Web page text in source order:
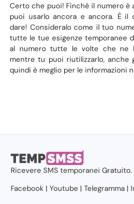
Certo che puoi! Finché il numero è
puoi usarlo ancora e ancora. È il
dare! Consideralo come il tuo
tutte le tue esigenze temporanee
al numero tutte le volte che ne
mentre tu puoi riutilizzarlo, anche
quindi è meglio per le informazioni
RicevereSMS temporanei Gratuito.
Facebook |Youtube |Telegramma |